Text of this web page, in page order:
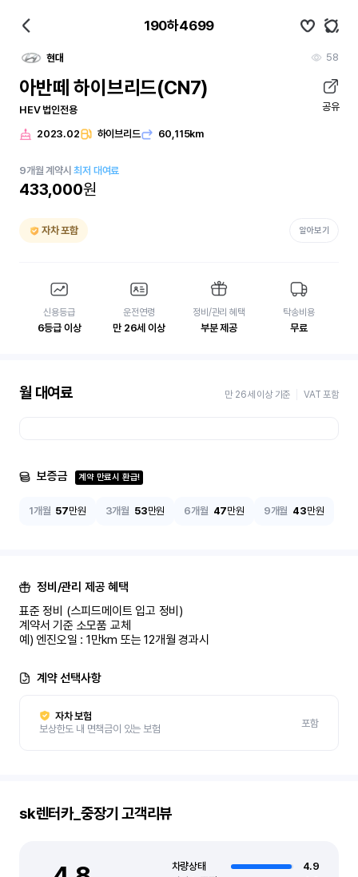
190하4699
현대 58
아반떼 하이브리드(CN7)
HEV 법인전용 공유
2023.02 하이브리드 60,115km
9개월 계약시최저 대여료
433,000원
자차 포함 알아보기
신용등급
6등급 이상
운전연령
만 26세 이상
정비/관리 혜택
부분 제공
탁송비용
무료
월 대여료 만 26세 이상 기준 VAT 포함
보증금 계약 만료시 환급!
1개월 57만원 3개월 53만원 6개월 47만원 9개월 43만원
정비/관리 제공 혜택
표준 정비 (스피드메이트 입고 정비)
계약서 기준 소모품 교체
예) 엔진오일 : 1만km 또는 12개월 경과시
계약 선택사항
자차 보험
보상한도 내 면책금이 있는 보험
포함
sk렌터카_중장기 고객리뷰
차량상태
4.9